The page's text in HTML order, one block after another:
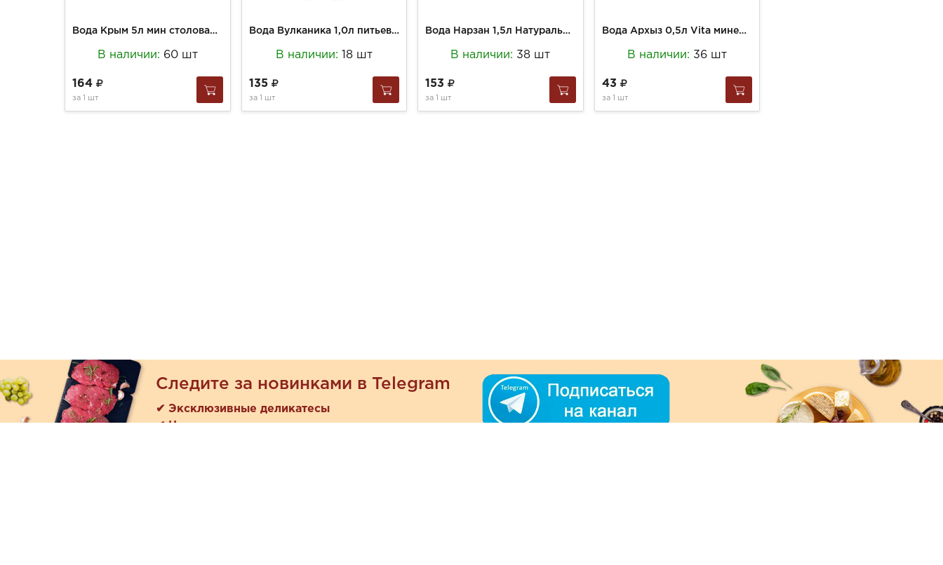
Вода Крым 5л мин столовая не газ Крымская пэт
В наличии: 60 шт
164
за 1 шт
Вода Вулканика 1,0л питьевая Детская для д/п ПЭТ (6)
В наличии: 18 шт
135
за 1 шт
Вода Нарзан 1,5л Натуральной газации ПЭТ
В наличии: 38 шт
153
за 1 шт
Вода Архыз 0,5л Vita минеральная газ пэт
В наличии: 36 шт
43
за 1 шт
Следите за новинками в Telegram
✔ Эксклюзивные деликатесы
✔ Новые поступления